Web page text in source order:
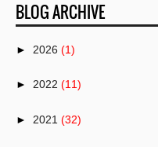
BLOG ARCHIVE
► 2026 (1)
► 2022 (11)
► 2021 (32)